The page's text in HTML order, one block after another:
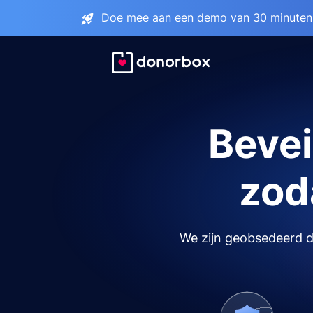
Doe mee aan een demo van 30
We zijn geobsedeerd